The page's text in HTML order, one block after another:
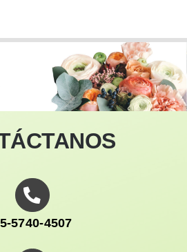
5740-4507